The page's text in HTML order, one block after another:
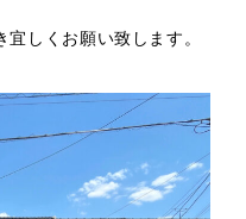
しくお願い致します。